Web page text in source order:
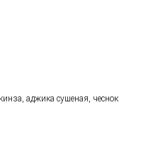
аджика сушеная, чеснок